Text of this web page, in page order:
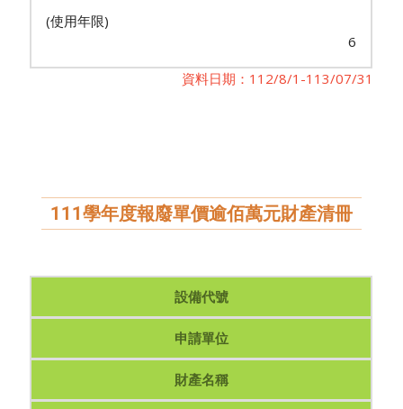
6
資料日期：112/8/1-113/07/31
111學年度報廢單價逾佰萬元財產清冊
設備代號
申請單位
財產名稱